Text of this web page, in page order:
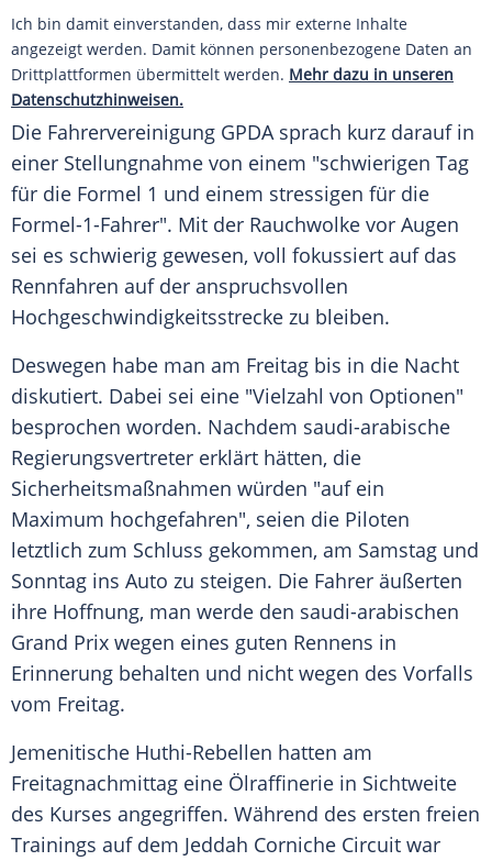
Ich bin damit einverstanden, dass mir externe Inhalte
angezeigt werden. Damit können personenbezogene Daten an
Drittplattformen übermittelt werden. Mehr dazu in unseren
Datenschutzhinweisen.
Die Fahrervereinigung GPDA sprach kurz darauf in
einer Stellungnahme von einem "schwierigen Tag
für die Formel 1 und einem stressigen für die
Formel-1-Fahrer". Mit der Rauchwolke vor Augen
sei es schwierig gewesen, voll fokussiert auf das
Rennfahren auf der anspruchsvollen
Hochgeschwindigkeitsstrecke zu bleiben.
Deswegen habe man am Freitag bis in die Nacht
diskutiert. Dabei sei eine "Vielzahl von Optionen"
besprochen worden. Nachdem saudi-arabische
Regierungsvertreter erklärt hätten, die
Sicherheitsmaßnahmen würden "auf ein
Maximum hochgefahren", seien die Piloten
letztlich zum Schluss gekommen, am Samstag und
Sonntag ins Auto zu steigen. Die Fahrer äußerten
ihre Hoffnung, man werde den saudi-arabischen
Grand Prix wegen eines guten Rennens in
Erinnerung behalten und nicht wegen des Vorfalls
vom Freitag.
Jemenitische Huthi-Rebellen hatten am
Freitagnachmittag eine Ölraffinerie in Sichtweite
des Kurses angegriffen. Während des ersten freien
Trainings auf dem Jeddah Corniche Circuit war